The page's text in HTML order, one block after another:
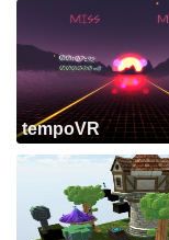
tempoVR